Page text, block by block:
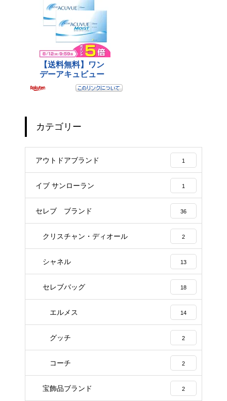
カテゴリー
アウトドアブランド 1
イブ サンローラン 1
セレブ ブランド 36
クリスチャン・ディオール 2
シャネル 13
セレブバッグ 18
エルメス 14
グッチ 2
コーチ 2
宝飾品ブランド 2